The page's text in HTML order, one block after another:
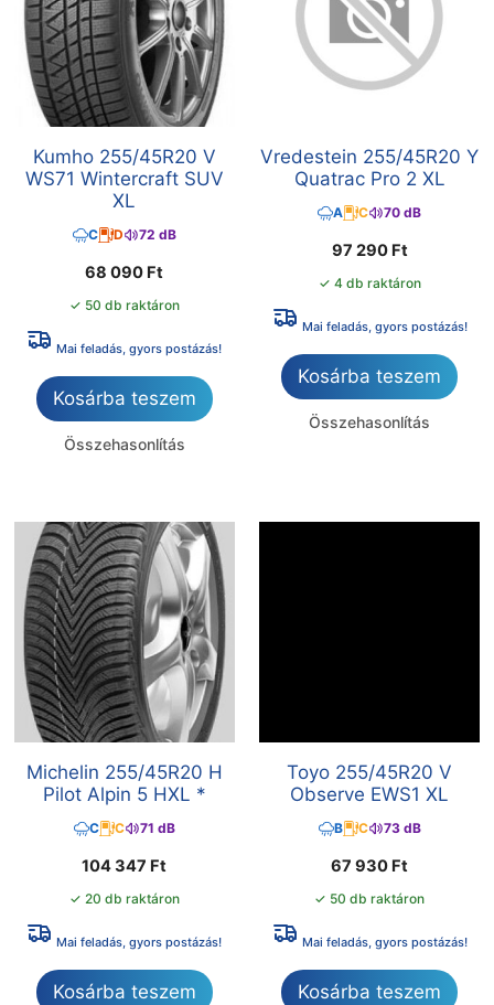
Kumho 255/45R20 V
WS71 Wintercraft SUV
XL
C D 72 dB
68 090 Ft
✓ 50 db raktáron
Mai feladás, gyors postázás!
Kosárba teszem
Összehasonlítás
Vredestein 255/45R20 Y
Quatrac Pro 2 XL
A C 70 dB
97 290 Ft
✓ 4 db raktáron
Mai feladás, gyors postázás!
Kosárba teszem
Összehasonlítás
Michelin 255/45R20 H
Pilot Alpin 5 HXL *
C C 71 dB
104 347 Ft
✓ 20 db raktáron
Mai feladás, gyors postázás!
Kosárba teszem
Toyo 255/45R20 V
Observe EWS1 XL
B C 73 dB
67 930 Ft
✓ 50 db raktáron
Mai feladás, gyors postázás!
Kosárba teszem